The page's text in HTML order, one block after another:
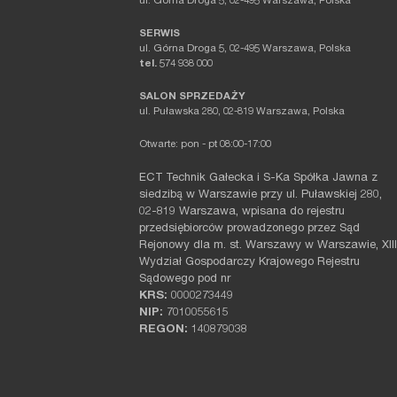
SERWIS
ul. Górna Droga 5, 02-495 Warszawa, Polska
tel. 574 938 000
SALON SPRZEDAŻY
ul. Puławska 280, 02-819 Warszawa, Polska
Otwarte: pon - pt 08:00-17:00
ECT Technik Gałecka i S-Ka Spółka Jawna z
siedzibą w Warszawie przy ul. Puławskiej 280,
02-819 Warszawa, wpisana do rejestru
przedsiębiorców prowadzonego przez Sąd
Rejonowy dla m. st. Warszawy w Warszawie, XIII
Wydział Gospodarczy Krajowego Rejestru
Sądowego pod nr
KRS: 0000273449
NIP: 7010055615
REGON: 140879038